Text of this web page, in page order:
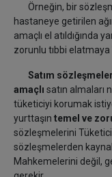
Örneğin, bir
hastaneye getirilen
amaçlı el atıldığında
zorunlu tıbbi
Satım
amaçlı satın almaları
tüketiciyi korumak
yurttaşın temel ve
sözleşmelerini Tüketici
sözleşmelerden
Mahkemelerini değil,